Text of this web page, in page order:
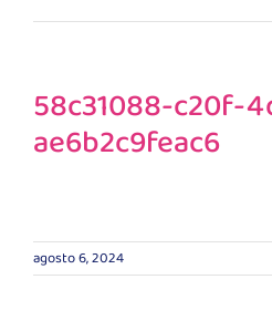
Atención Online
58c31088-c20f-
ae6b2c9feac6
agosto 6, 2024